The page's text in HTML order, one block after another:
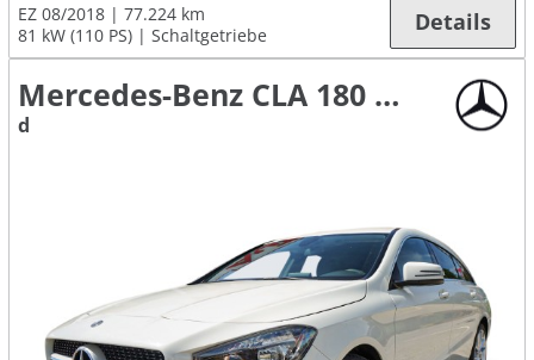
EZ 08/2018
77.224 km
81 kW (110 PS)
Schaltgetriebe Details
Mercedes-Benz CLA 180 Shooting Brake
d